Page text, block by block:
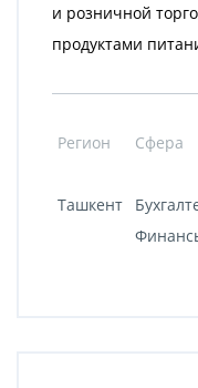
и розничной
продуктами
Регион Сфера
Ташкент